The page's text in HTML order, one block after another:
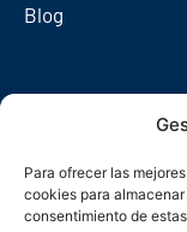
Para ofrecer las
cookies para
consentimiento de
Blog
Redes sociales